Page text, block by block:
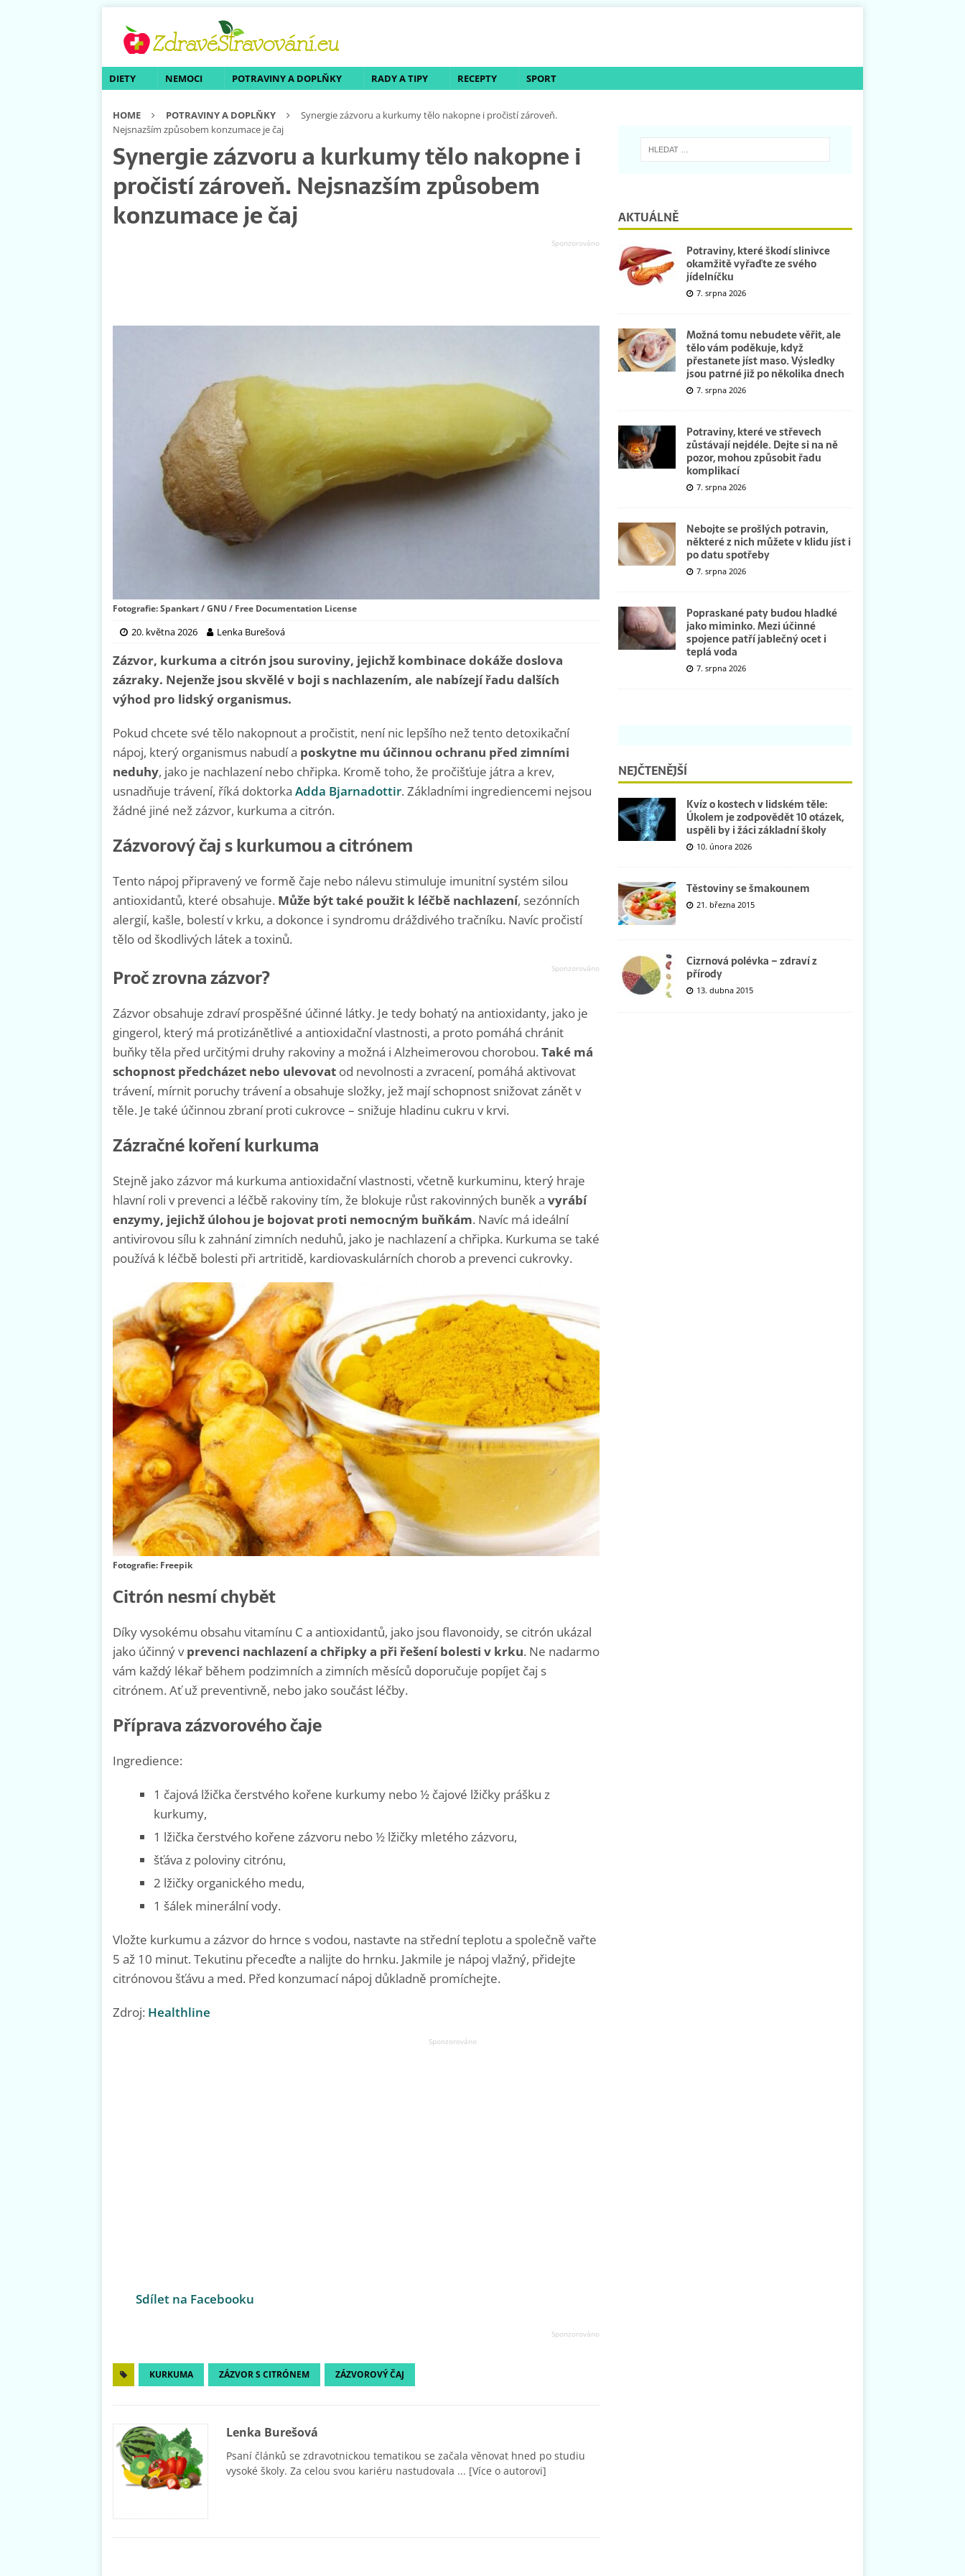
DIETY NEMOCI POTRAVINY A DOPLŇKY RADY A TIPY RECEPTY SPORT
HOME POTRAVINY A DOPLŇKY
Synergie zázvoru a kurkumy tělo nakopne i pročistí zároveň.
Nejsnazším způsobem konzumace je čaj
Synergie zázvoru a kurkumy tělo nakopne i
pročistí zároveň. Nejsnazším způsobem
konzumace je čaj
Fotografie: Spankart / GNU / Free Documentation License
20. května 2026 Lenka Burešová
Zázvor, kurkuma a citrón jsou suroviny, jejichž kombinace dokáže doslova
zázraky. Nejenže jsou skvělé v boji s nachlazením, ale nabízejí řadu dalších
výhod pro lidský organismus.
Pokud chcete své tělo nakopnout a pročistit, není nic lepšího než tento detoxikační
nápoj, který organismus nabudí a poskytne mu účinnou ochranu před zimními
neduhy, jako je nachlazení nebo chřipka. Kromě toho, že pročišťuje játra a krev,
usnadňuje trávení, říká doktorka Adda Bjarnadottir. Základními ingrediencemi nejsou
žádné jiné než zázvor, kurkuma a citrón.
Zázvorový čaj s kurkumou a citrónem
Tento nápoj připravený ve formě čaje nebo nálevu stimuluje imunitní systém silou
antioxidantů, které obsahuje. Může být také použit k léčbě nachlazení, sezónních
alergií, kašle, bolestí v krku, a dokonce i syndromu dráždivého tračníku. Navíc pročistí
tělo od škodlivých látek a toxinů.
Proč zrovna zázvor?
Zázvor obsahuje zdraví prospěšné účinné látky. Je tedy bohatý na antioxidanty, jako je
gingerol, který má protizánětlivé a antioxidační vlastnosti, a proto pomáhá chránit
buňky těla před určitými druhy rakoviny a možná i Alzheimerovou chorobou. Také má
schopnost předcházet nebo ulevovat od nevolnosti a zvracení, pomáhá aktivovat
trávení, mírnit poruchy trávení a obsahuje složky, jež mají schopnost snižovat zánět v
těle. Je také účinnou zbraní proti cukrovce – snižuje hladinu cukru v krvi.
Zázračné koření kurkuma
Stejně jako zázvor má kurkuma antioxidační vlastnosti, včetně kurkuminu, který hraje
hlavní roli v prevenci a léčbě rakoviny tím, že blokuje růst rakovinných buněk a vyrábí
enzymy, jejichž úlohou je bojovat proti nemocným buňkám. Navíc má ideální
antivirovou sílu k zahnání zimních neduhů, jako je nachlazení a chřipka. Kurkuma se také
používá k léčbě bolesti při artritidě, kardiovaskulárních chorob a prevenci cukrovky.
Fotografie: Freepik
Citrón nesmí chybět
Díky vysokému obsahu vitamínu C a antioxidantů, jako jsou flavonoidy, se citrón ukázal
jako účinný vprevenci nachlazení a chřipky a při řešení bolesti v krku. Ne nadarmo
vám každý lékař během podzimních a zimních měsíců doporučuje popíjet čaj s
citrónem. Ať už preventivně, nebo jako součást léčby.
Příprava zázvorového čaje
Ingredience:
1 čajová lžička čerstvého kořene kurkumy nebo ½ čajové lžičky prášku z
kurkumy,
1 lžička čerstvého kořene zázvoru nebo ½ lžičky mletého zázvoru,
šťáva z poloviny citrónu,
2 lžičky organického medu,
1 šálek minerální vody.
Vložte kurkumu a zázvor do hrnce s vodou, nastavte na střední teplotu a společně vařte
5 až 10 minut. Tekutinu přeceďte a nalijte do hrnku. Jakmile je nápoj vlažný, přidejte
citrónovou šťávu a med. Před konzumací nápoj důkladně promíchejte.
Zdroj: Healthline
Sdílet na Facebooku
KURKUMA ZÁZVOR S CITRÓNEM ZÁZVOROVÝ ČAJ
Lenka Burešová
Psaní článků se zdravotnickou tematikou se začala věnovat hned po studiu
vysoké školy. Za celou svou kariéru nastudovala ... [Více o autorovi]
AKTUÁLNĚ
Potraviny, které škodí slinivce
okamžitě vyřaďte ze svého
jídelníčku
7. srpna 2026
Možná tomu nebudete věřit, ale
tělo vám poděkuje, když
přestanete jíst maso. Výsledky
jsou patrné již po několika dnech
7. srpna 2026
Potraviny, které ve střevech
zůstávají nejdéle. Dejte si na ně
pozor, mohou způsobit řadu
komplikací
7. srpna 2026
Nebojte se prošlých potravin,
některé z nich můžete v klidu jíst i
po datu spotřeby
7. srpna 2026
Popraskané paty budou hladké
jako miminko. Mezi účinné
spojence patří jablečný ocet i
teplá voda
7. srpna 2026
NEJČTENĚJŠÍ
Kvíz o kostech v lidském těle:
Úkolem je zodpovědět 10 otázek,
uspěli by i žáci základní školy
10. února 2026
Těstoviny se šmakounem
21. března 2015
Cizrnová polévka – zdraví z
přírody
13. dubna 2015